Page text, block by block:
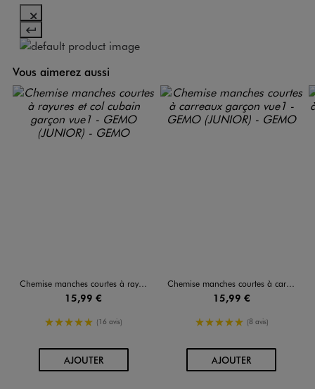
Vous aimerez aussi
Chemise manches courtes à rayures et col cubain garçon
15,99 €
5/5 de moyenne
(16 avis)
AJOUTERAU PANIER
Chemise manches courtes à carreaux garçon
15,99 €
5/5 de moyenne
(8 avis)
AJOUTERAU PANIER